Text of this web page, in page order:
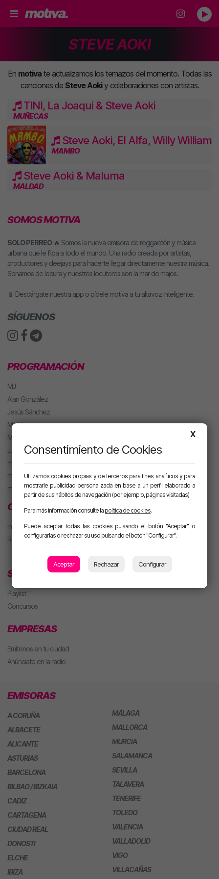
STEVE AOKI
En motivate actualizamos los temazos del momento. Todas las
canciones de Steve Aokiy colaboraciones con artistas.
TINI, La Joaqui & Steve Aoki
MUÑECAS
Steve Aoki, El Alfa, Willy William
MAMBO
Steve Aoki & Maluma
MALDAD
SOMOS MOTIVA
SOLO PERREO 🔥 Somos la nueva emisora de reggaetón y música
urbana que le flipa a todo el mundo. Una radio creada por artistas,
productores y deejays para hacerte llegar directamente nuestra música.
Sonamos de locura y nuestros locutores son la mar de majos.
📱 Descárgate nuestra app o pídele motiva a tu altavoz inteligente.
SÍGUENOS
PROGRAMACIÓN
MJ
Alan González
Jesús Sánchez
Mel Pescuezo
Manu Rubio
Juanma Arriaza
motiva HOT
motiva PARTY con Alan
m. PARTY Extended
CLUB MOTIVA
Iniciar sesión
Regístrate
SECCIONES
Playlist
Concursos
EMPRESAS
Emítenos en tu ciudad
Anúnciate en la radio
EMISORAS
A CORUÑA
ALBACETE
ALICANTE
ASTURIAS
BARCELONA
BILBAO / BIZKAIA
CADIZ
CARTAGENA
CIUDAD REAL
DONOSTI
ELCHE
IBIZA
MÁLAGA
MALLORCA
MURCIA
SALAMANCA
SEVILLA
TALAVERA
TENERIFE
TOLEDO
VALENCIA
VALLADOLID
VIGO
VILLACAÑAS
X
Consentimiento de Cookies
Utilizamos cookies propias y de terceros para fines analíticos y para
mostrarle publicidad personalizada en base a un perfil elaborado a
partir de sus hábitos de navegación (por ejemplo, páginas visitadas).
Para más información consulte la política de cookies.
Puede aceptar todas las cookies pulsando el botón "Aceptar" o
configurarlas o rechazar su uso pulsando el botón "Configurar".
Aceptar Rechazar Configurar